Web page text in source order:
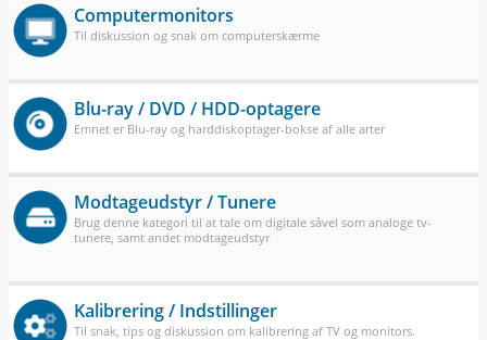
Computermonitors
Til diskussion og snak om computerskærme
Blu-ray / DVD / HDD-optagere
Emnet er Blu-ray og harddiskoptager-bokse af alle arter
Modtageudstyr / Tunere
Brug denne kategori til at tale om digitale såvel som analoge tv-
tunere, samt andet modtageudstyr
Kalibrering / Indstillinger
Til snak, tips og diskussion om kalibrering af TV og monitors.